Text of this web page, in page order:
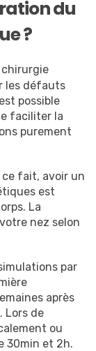
du
?
les défauts
possible
faciliter la
purement
ce fait, avoir un
est
La
nez selon
par
après
Lors de
ou
30min et 2h.